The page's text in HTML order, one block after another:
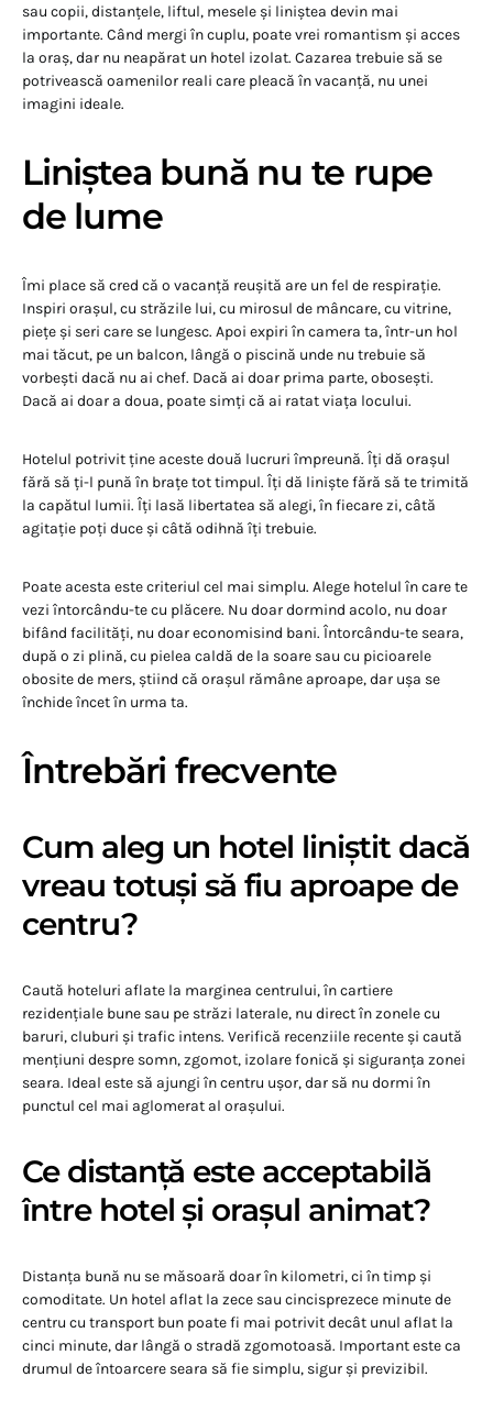
sau copii, distanțele, liftul, mesele și liniștea devin mai
importante. Când mergi în cuplu, poate vrei romantism și acces
la oraș, dar nu neapărat un hotel izolat. Cazarea trebuie să se
potrivească oamenilor reali care pleacă în vacanță, nu unei
imagini ideale.
Liniștea bună nu te rupe
de lume
Îmi place să cred că o vacanță reușită are un fel de respirație.
Inspiri orașul, cu străzile lui, cu mirosul de mâncare, cu vitrine,
piețe și seri care se lungesc. Apoi expiri în camera ta, într-un hol
mai tăcut, pe un balcon, lângă o piscină unde nu trebuie să
vorbești dacă nu ai chef. Dacă ai doar prima parte, obosești.
Dacă ai doar a doua, poate simți că ai ratat viața locului.
Hotelul potrivit ține aceste două lucruri împreună. Îți dă orașul
fără să ți-l pună în brațe tot timpul. Îți dă liniște fără să te trimită
la capătul lumii. Îți lasă libertatea să alegi, în fiecare zi, câtă
agitație poți duce și câtă odihnă îți trebuie.
Poate acesta este criteriul cel mai simplu. Alege hotelul în care te
vezi întorcându-te cu plăcere. Nu doar dormind acolo, nu doar
bifând facilități, nu doar economisind bani. Întorcându-te seara,
după o zi plină, cu pielea caldă de la soare sau cu picioarele
obosite de mers, știind că orașul rămâne aproape, dar ușa se
închide încet în urma ta.
Întrebări frecvente
Cum aleg un hotel liniștit dacă
vreau totuși să fiu aproape de
centru?
Caută hoteluri aflate la marginea centrului, în cartiere
rezidențiale bune sau pe străzi laterale, nu direct în zonele cu
baruri, cluburi și trafic intens. Verifică recenziile recente și caută
mențiuni despre somn, zgomot, izolare fonică și siguranța zonei
seara. Ideal este să ajungi în centru ușor, dar să nu dormi în
punctul cel mai aglomerat al orașului.
Ce distanță este acceptabilă
între hotel și orașul animat?
Distanța bună nu se măsoară doar în kilometri, ci în timp și
comoditate. Un hotel aflat la zece sau cincisprezece minute de
centru cu transport bun poate fi mai potrivit decât unul aflat la
cinci minute, dar lângă o stradă zgomotoasă. Important este ca
drumul de întoarcere seara să fie simplu, sigur și previzibil.